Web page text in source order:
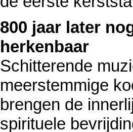
800 jaar later
herkenbaar
Schitterende
meerstemmige
brengen de
spirituele